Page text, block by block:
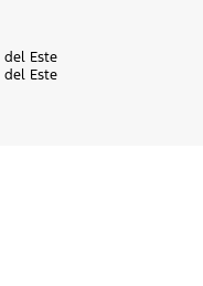
del Este
del Este